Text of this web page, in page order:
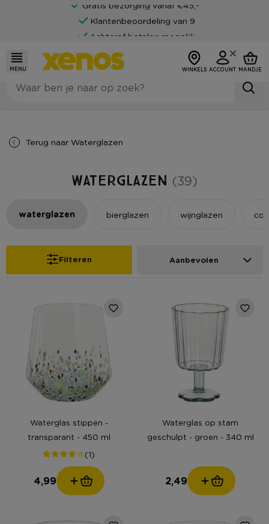
Klantenbeoordeling van 9
Achteraf betalen mogelijk
MENU WINKELS ACCOUNT MANDJE
Terug naar Waterglazen
Waterglazen (39)
waterglazen bierglazen wijnglazen
Filteren Aanbevolen
Waterglas stippen -
transparant - 450 ml
(1)
4,99
Waterglas op stam
geschulpt - groen - 340 ml
2,49